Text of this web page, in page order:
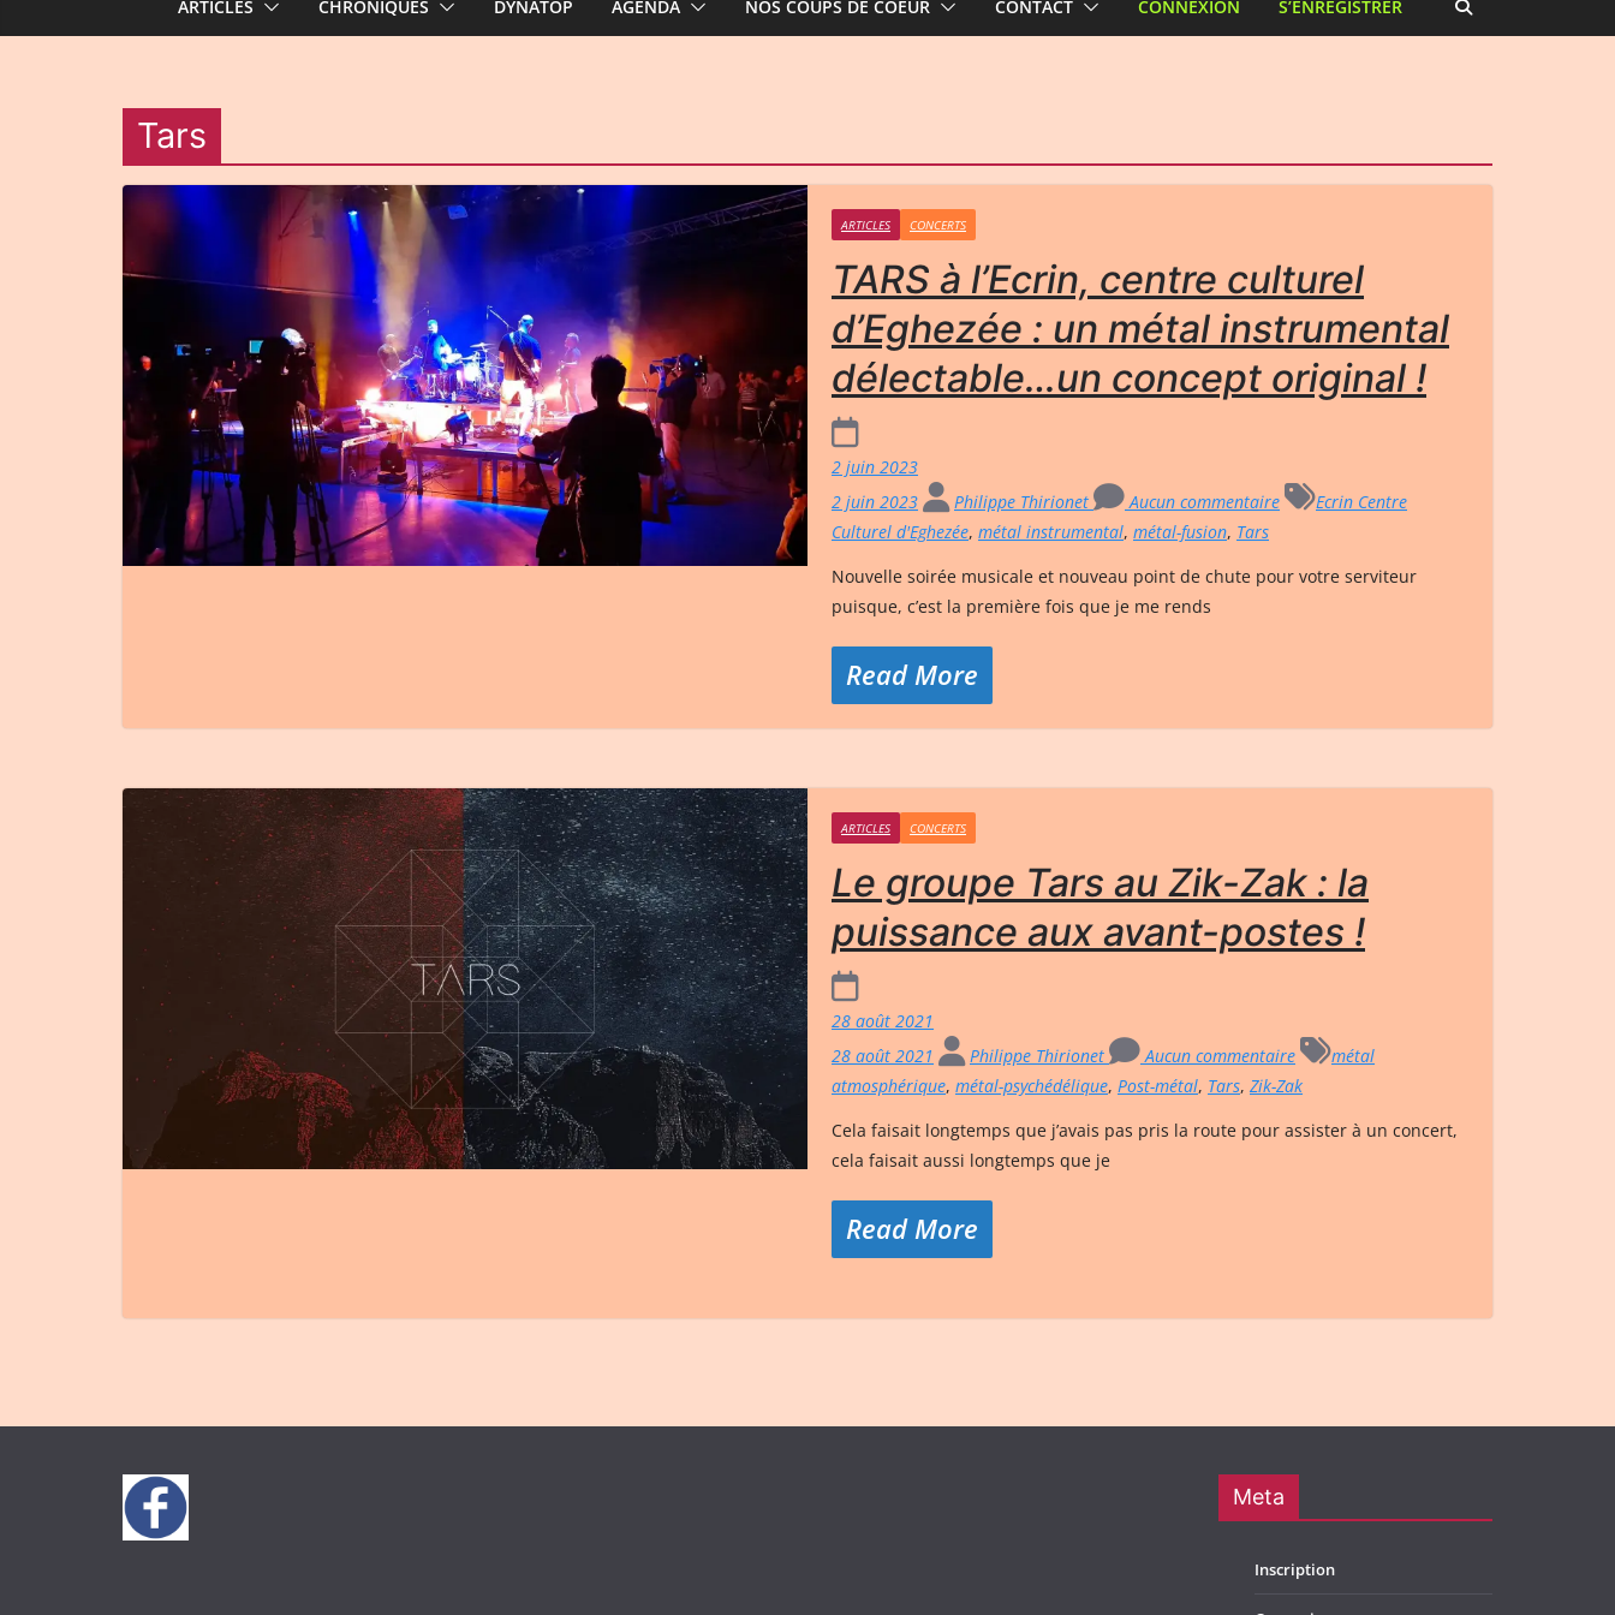
ARTICLES CHRONIQUES DYNATOP AGENDA NOS COUPS DE COEUR CONTACT CONNEXION S’ENREGISTRER
Tars
ARTICLES CONCERTS
TARS à l’Ecrin, centre culturel
d’Eghezée : un métal instrumental
délectable…un concept original !
2 juin 2023
2 juin 2023
Philippe Thirionet Aucun commentaire
Ecrin Centre
Culturel d'Eghezée, métal instrumental, métal-fusion, Tars
Nouvelle soirée musicale et nouveau point de chute pour votre serviteur
puisque, c’est la première fois que je me rends
Read More
ARTICLES CONCERTS
Le groupe Tars au Zik-Zak : la
puissance aux avant-postes !
28 août 2021
28 août 2021
Philippe Thirionet Aucun commentaire
métal
atmosphérique, métal-psychédélique, Post-métal, Tars, Zik-Zak
Cela faisait longtemps que j’avais pas pris la route pour assister à un concert,
cela faisait aussi longtemps que je
Read More
Meta
Inscription